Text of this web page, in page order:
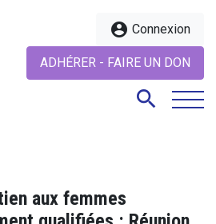
account_circle Connexion
ADHÉRER - FAIRE UN DON
search
aux femmes